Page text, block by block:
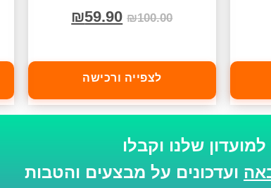
₪100.00
₪59.90
לצפייה ורכישה
שלנו וקבלו
ועדכונים על מבצעים והטבות